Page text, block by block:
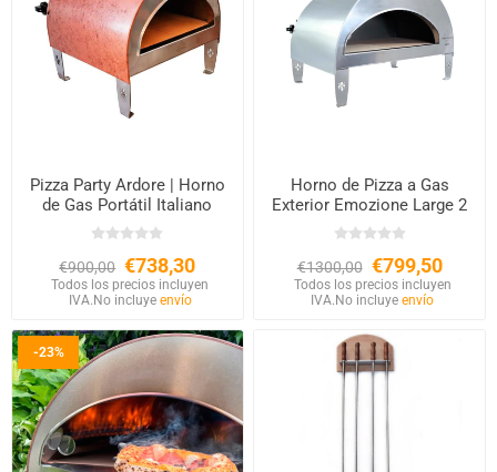
Pizza Party Ardore | Horno
de Gas Portátil Italiano
€900,00 €738,30
Todos los precios incluyen
IVA.No incluye envío
Horno de Pizza a Gas
Exterior Emozione Large 2
Pizzas – Base 40×70 cm
€1300,00 €799,50
Todos los precios incluyen
IVA.No incluyeenvío
-23%